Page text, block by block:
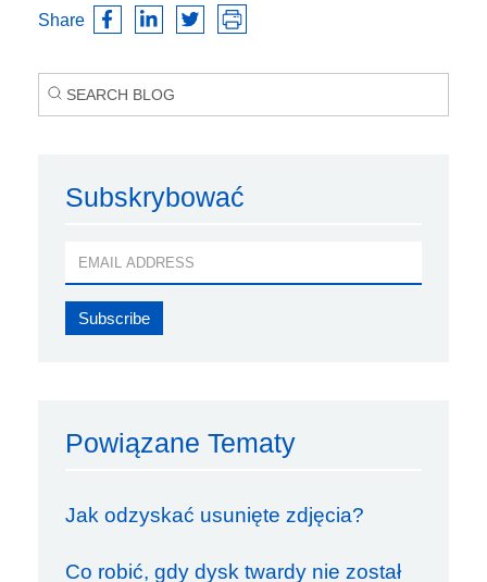
Share
Subskrybować
Powiązane Tematy
Jak odzyskać usunięte zdjęcia?
Co robić, gdy dysk twardy nie został